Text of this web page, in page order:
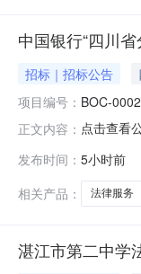
中国银行“四川
招标｜招标公告
项目编号： BOC-
正文内容： 点击查看
发布时间： 5小时前
相关产品：
法律服务
湛江市第二中学